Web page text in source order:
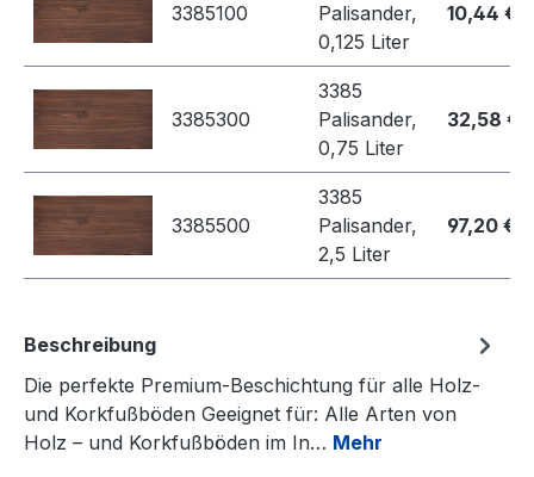
3385100
Palisander,
0,125 Liter
10,44 €
3385300
3385
Palisander,
0,75 Liter
32,58 €
3385500
3385
Palisander,
2,5 Liter
97,20 €
Beschreibung
Die perfekte Premium-Beschichtung für alle Holz-
und Korkfußböden Geeignet für: Alle Arten von
Holz – und Korkfußböden im In… Mehr